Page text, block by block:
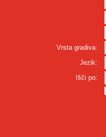
Vrsta gradiva:
Jezik:
Išči po: